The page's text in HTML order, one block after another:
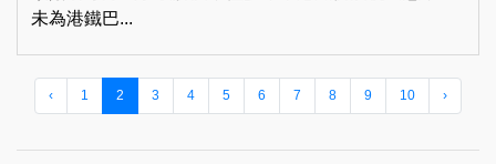
未為港鐵巴...
‹ 1 2 3 4 5 6 7 8 9 10 ›